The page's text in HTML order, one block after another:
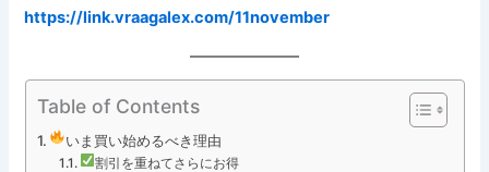
https://link.vraagalex.com/11november
Table of Contents
いま買い始めるべき理由
割引を重ねてさらにお得